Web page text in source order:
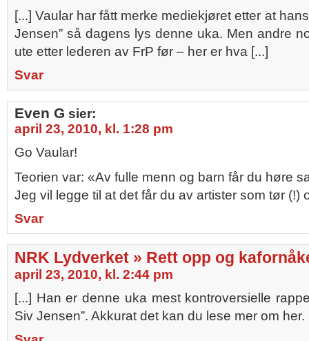
[...] Vaular har fått merke mediekjøret etter at
Jensen” så dagens lys denne uka. Men andre
ute etter lederen av FrP før – her er hva [...]
Svar
Even G sier:
april 23, 2010, kl. 1:28 pm
Go Vaular!
Teorien var: «Av fulle menn og barn får du høre
Jeg vil legge til at det får du av artister som tør (!)
Svar
NRK Lydverket » Rett opp og
april 23, 2010, kl. 2:44 pm
[...] Han er denne uka mest kontroversielle
Siv Jensen”. Akkurat det kan du lese mer om her.